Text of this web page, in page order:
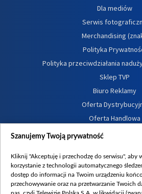
Dla mediów
Serwis
Merchandising
Polityka
Polityka przeciwdziałania
Sklep TVP
Biuro Reklamy
Oferta
Oferta Handlowa
Dostępność
Procedura zgłoszeń
Szanujemy Twoją prywatność
Kliknij "Akceptuję i przechodzę do serwisu", aby
korzystanie z technologii automatycznego
dostęp do informacji na Twoim urządzeniu
przechowywanie oraz na przetwarzanie Twoich